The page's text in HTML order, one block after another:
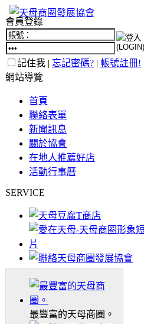
會員登錄
記住我 | 忘記密碼? | 帳號註冊!
網站導覽
首頁
聯絡表單
新聞訊息
關於協會
在地人推薦好店
活動行事曆
SERVICE
最豐富的天母商圈。